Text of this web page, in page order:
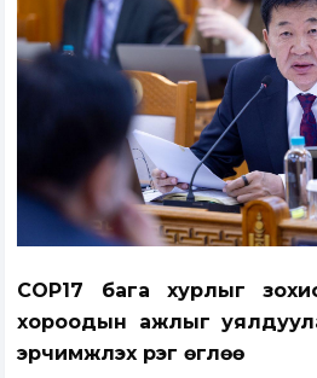
COP17 бага хурлыг
хороодын ажлыг
эрчимжүүлэх үүрэг өглөө